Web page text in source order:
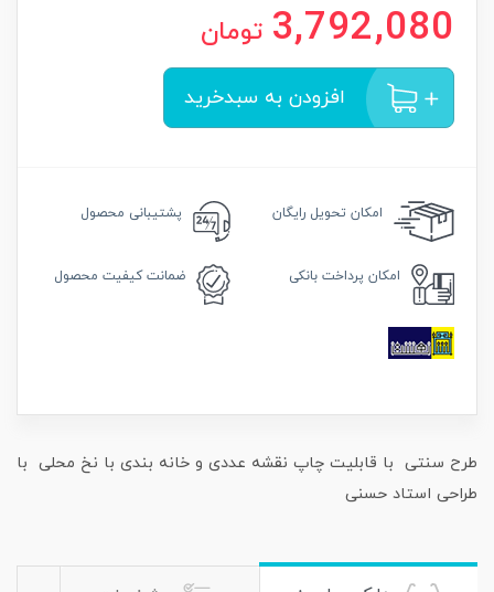
3,792,080 تومان
افزودن به سبدخرید
امکان تحویل رایگان پشتیبانی محصول
امکان پرداخت بانکی ضمانت کیفیت محصول
طرح سنتی با قابلیت چاپ نقشه عددی و خانه بندی با نخ محلی با
طراحی استاد حسنی